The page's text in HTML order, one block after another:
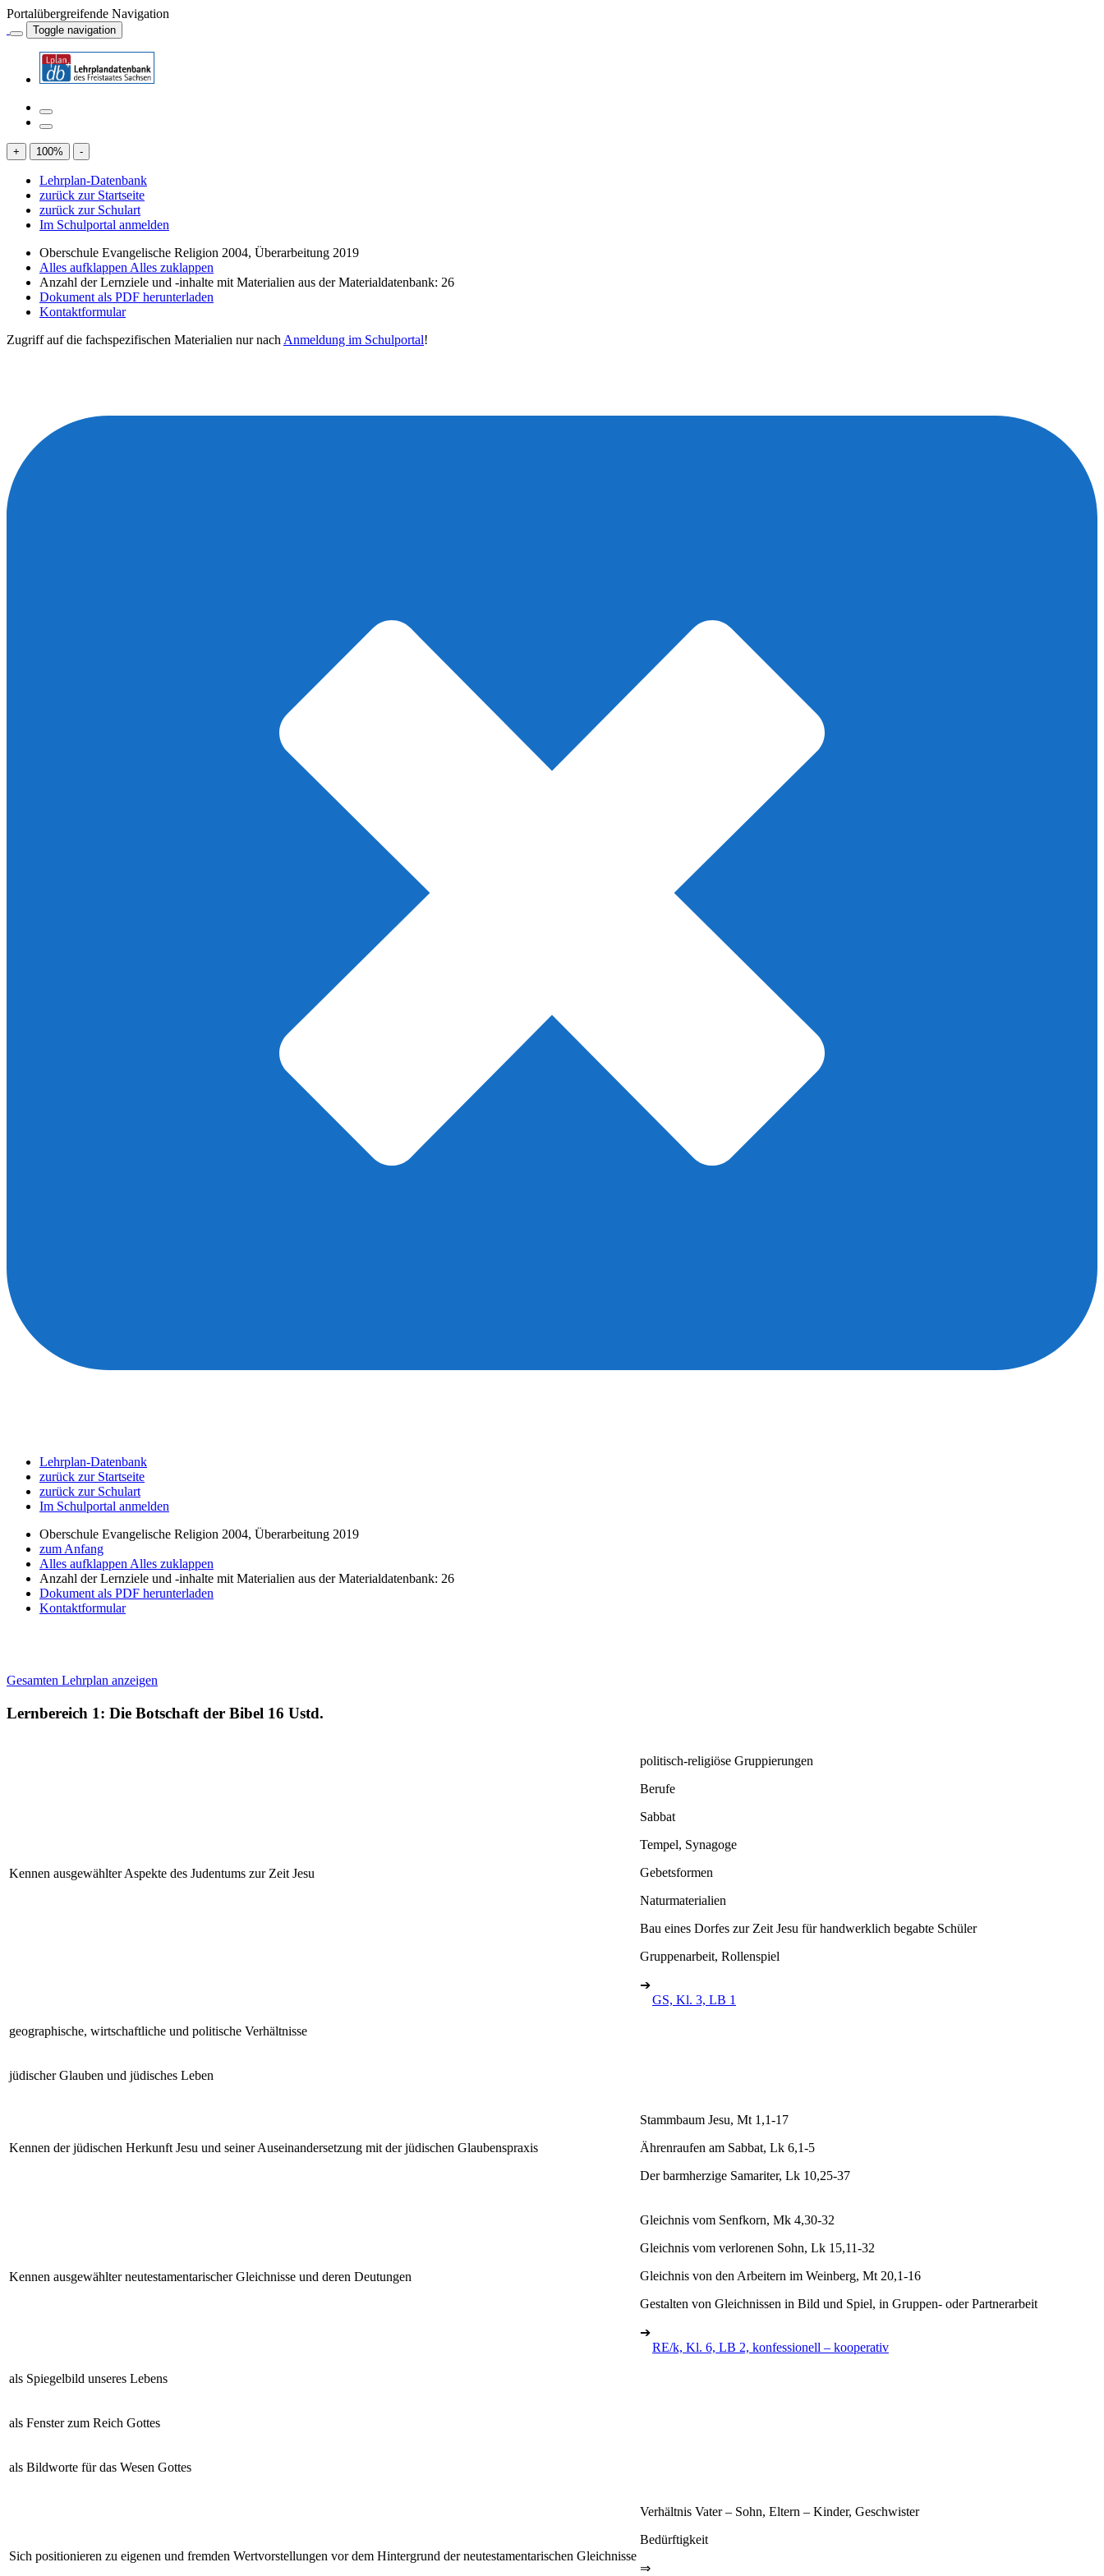
Portalübergreifende Navigation
Toggle navigation
+ 100% -
Lehrplan-Datenbank
zurück zur Startseite
zurück zur Schulart
Im Schulportal anmelden
Oberschule Evangelische Religion 2004, Überarbeitung 2019
Alles aufklappen Alles zuklappen
Anzahl der Lernziele und -inhalte mit Materialien aus der Materialdatenbank: 26
Dokument als PDF herunterladen
Kontaktformular
Zugriff auf die fachspezifischen Materialien nur nach Anmeldung im Schulportal!
Lehrplan-Datenbank
zurück zur Startseite
zurück zur Schulart
Im Schulportal anmelden
Oberschule Evangelische Religion 2004, Überarbeitung 2019
zum Anfang
Alles aufklappen Alles zuklappen
Anzahl der Lernziele und -inhalte mit Materialien aus der Materialdatenbank: 26
Dokument als PDF herunterladen
Kontaktformular
Gesamten Lehrplan anzeigen
Lernbereich 1: Die Botschaft der Bibel 16 Ustd.
Kennen ausgewählter Aspekte des Judentums zur Zeit Jesu
politisch-religiöse Gruppierungen
Berufe
Sabbat
Tempel, Synagoge
Gebetsformen
Naturmaterialien
Bau eines Dorfes zur Zeit Jesu für handwerklich begabte Schüler
Gruppenarbeit, Rollenspiel
➔
GS, Kl. 3, LB 1
geographische, wirtschaftliche und politische Verhältnisse
jüdischer Glauben und jüdisches Leben
Kennen der jüdischen Herkunft Jesu und seiner Auseinandersetzung mit der jüdischen Glaubenspraxis
Stammbaum Jesu, Mt 1,1-17
Ährenraufen am Sabbat, Lk 6,1-5
Der barmherzige Samariter, Lk 10,25-37
Kennen ausgewählter neutestamentarischer Gleichnisse und deren Deutungen
Gleichnis vom Senfkorn, Mk 4,30-32
Gleichnis vom verlorenen Sohn, Lk 15,11-32
Gleichnis von den Arbeitern im Weinberg, Mt 20,1-16
Gestalten von Gleichnissen in Bild und Spiel, in Gruppen- oder Partnerarbeit
➔
RE/k, Kl. 6, LB 2, konfessionell – kooperativ
als Spiegelbild unseres Lebens
als Fenster zum Reich Gottes
als Bildworte für das Wesen Gottes
Sich positionieren zu eigenen und fremden Wertvorstellungen vor dem Hintergrund der neutestamentarischen Gleichnisse
Verhältnis Vater – Sohn, Eltern – Kinder, Geschwister
Bedürftigkeit
⇒